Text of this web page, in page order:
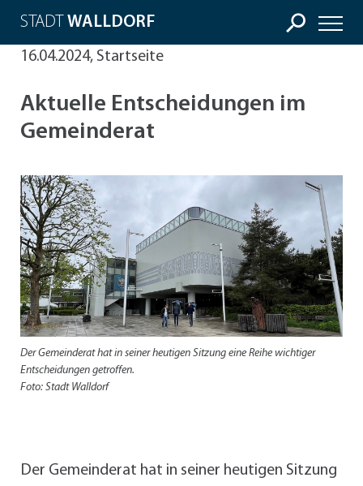
STADT WALLDORF
16.04.2024, Startseite
Aktuelle Entscheidungen im
Gemeinderat
Der Gemeinderat hat in seiner heutigen Sitzung eine Reihe wichtiger
Entscheidungen getroffen.
Foto: Stadt Walldorf
Der Gemeinderat hat in seiner heutigen Sitzung